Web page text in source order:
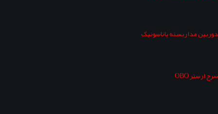
دوربین مداربسته پاناسونیک
سرج ارستر OBO